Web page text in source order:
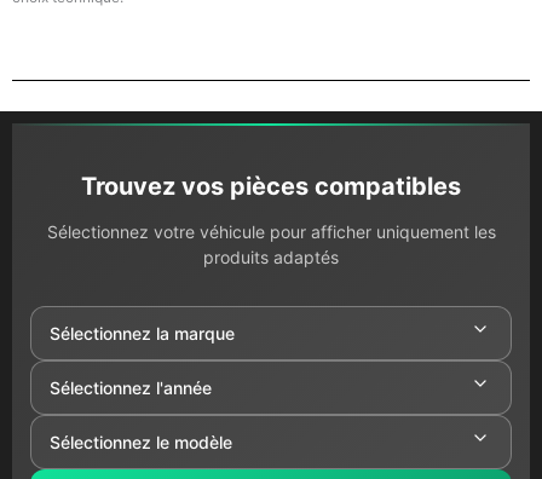
Trouvez vos pièces compatibles
Sélectionnez votre véhicule pour afficher uniquement les
produits adaptés